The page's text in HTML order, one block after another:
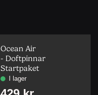
Ocean Air
- Doftpinnar
Startpaket